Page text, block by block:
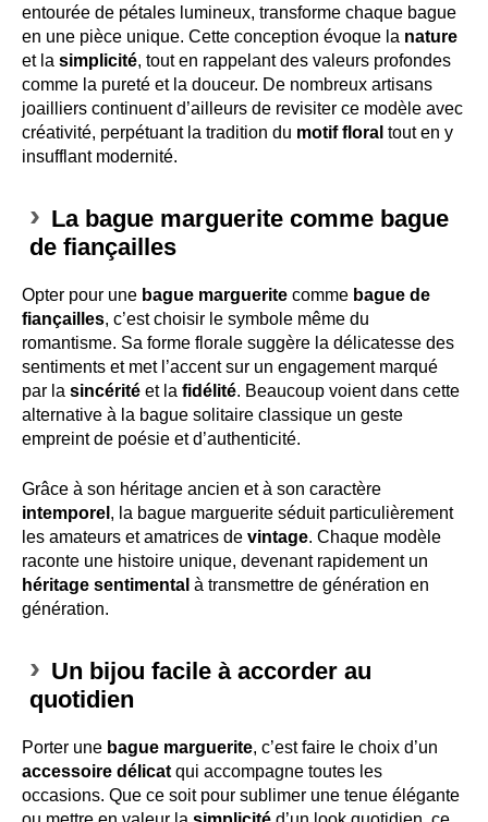
entourée de pétales lumineux, transforme chaque bague
en une pièce unique. Cette conception évoque la nature
et la simplicité, tout en rappelant des valeurs profondes
comme la pureté et la douceur. De nombreux artisans
joailliers continuent d’ailleurs de revisiter ce modèle avec
créativité, perpétuant la tradition du motif floral tout en y
insufflant modernité.
La bague marguerite comme bague
de fiançailles
Opter pour une bague marguerite comme bague de
fiançailles, c’est choisir le symbole même du
romantisme. Sa forme florale suggère la délicatesse des
sentiments et met l’accent sur un engagement marqué
par la sincérité et la fidélité. Beaucoup voient dans cette
alternative à la bague solitaire classique un geste
empreint de poésie et d’authenticité.
Grâce à son héritage ancien et à son caractère
intemporel , la bague marguerite séduit particulièrement
les amateurs et amatrices de vintage. Chaque modèle
raconte une histoire unique, devenant rapidement un
héritage sentimental à transmettre de génération en
génération.
Un bijou facile à accorder au
quotidien
Porter une bague marguerite, c’est faire le choix d’un
accessoire délicat qui accompagne toutes les
occasions. Que ce soit pour sublimer une tenue élégante